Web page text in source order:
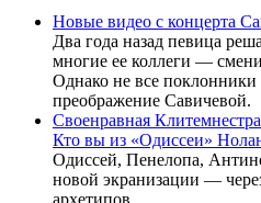
Новые видео с концерта
Два года назад певица
многие ее коллеги —
Однако не все поклонники
преображение Савичевой.
Своенравная
Кто вы из «Одиссеи»
Одиссей, Пенелопа,
новой экранизации —